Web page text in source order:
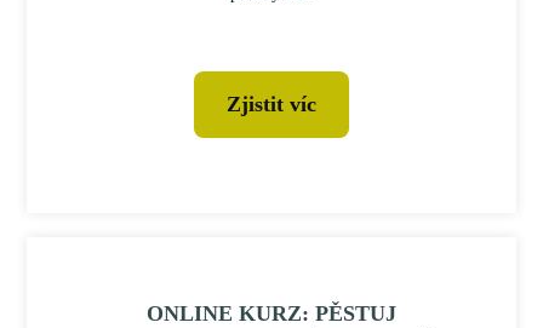
Zjistit víc
ONLINE KURZ: PĚSTUJ